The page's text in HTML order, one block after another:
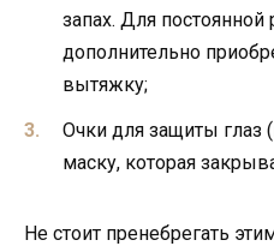
запах. Для
дополнительно
вытяжку;
Очки для защиты глаз
маску, которая
Не стоит пренебрегать